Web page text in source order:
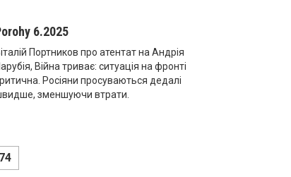
6.2025
Портников про атентат на Андрія
Війна триває: ситуація на фронті
Росіяни просуваються дедалі
зменшуючи втрати.